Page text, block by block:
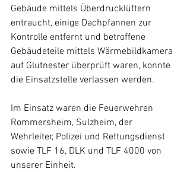
Gebäude mittels Überdrucklüftern
entraucht, einige Dachpfannen zur
Kontrolle entfernt und betroffene
Gebäudeteile mittels Wärmebildkamera
auf Glutnester überprüft waren, konnte
die Einsatzstelle verlassen werden.
Im Einsatz waren die Feuerwehren
Rommersheim, Sulzheim, der
Wehrleiter, Polizei und Rettungsdienst
sowie TLF 16, DLK und TLF 4000 von
unserer Einheit.